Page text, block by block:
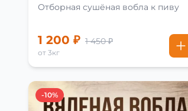
Отборная сушёная вобла к пиву
1 200 ₽ 1 450 ₽
от 3кг
-10%